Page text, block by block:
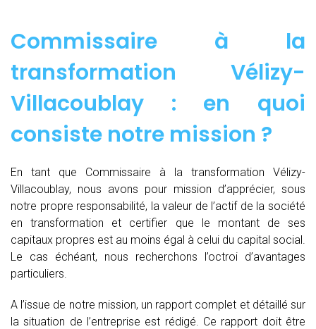
Commissaire à la
transformation Vélizy-
Villacoublay : en quoi
consiste notre mission ?
En tant que Commissaire à la transformation Vélizy-
Villacoublay, nous avons pour mission d’apprécier, sous
notre propre responsabilité, la valeur de l’actif de la société
en transformation et certifier que le montant de ses
capitaux propres est au moins égal à celui du capital social.
Le cas échéant, nous recherchons l’octroi d’avantages
particuliers.
A l’issue de notre mission, un rapport complet et détaillé sur
la situation de l’entreprise est rédigé. Ce rapport doit être